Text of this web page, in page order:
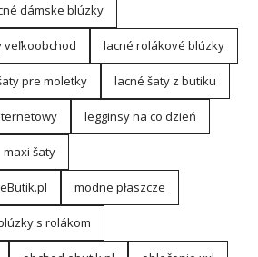
dámske blúzky
veľkoobchod lacné rolákové blúzky
pre moletky lacné šaty z butiku
legginsy na co dzień
maxi šaty
modne płaszcze
s rolákom